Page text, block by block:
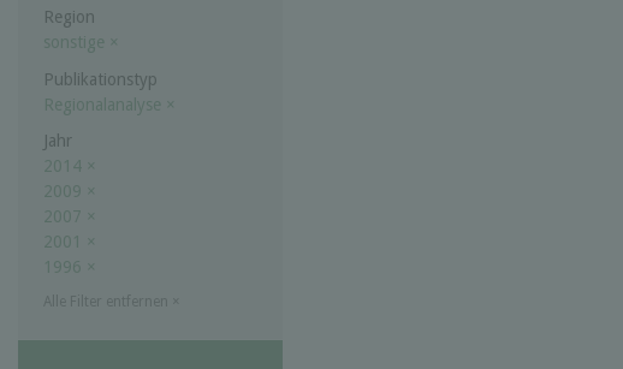
Region
sonstige ×
Publikationstyp
Regionalanalyse ×
Jahr
2014 ×
2009 ×
2007 ×
2001
×
1996 ×